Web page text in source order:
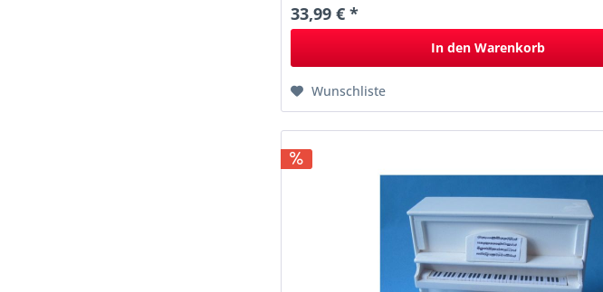
33,99 € *
In den Warenkorb
Wunschliste